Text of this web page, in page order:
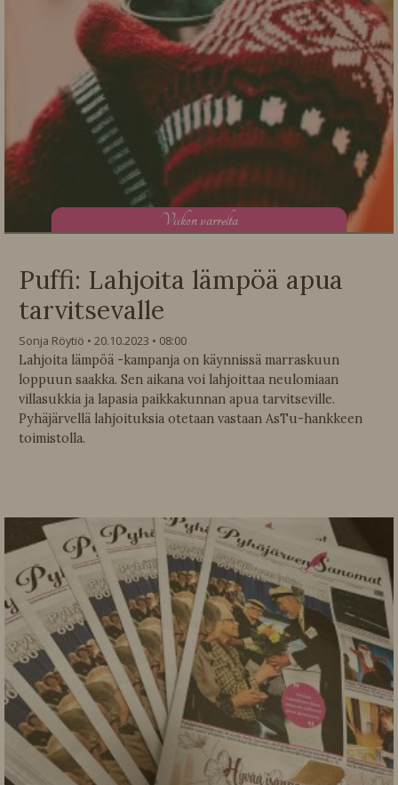
Viikon varrelta
Puffi: Lahjoita lämpöä apua
tarvitsevalle
Sonja Röytiö 20.10.2023
08:00
Lahjoita lämpöä -kampanja on käynnissä marraskuun
loppuun saakka. Sen aikana voi lahjoittaa neulomiaan
villasukkia ja lapasia paikkakunnan apua tarvitseville.
Pyhäjärvellä lahjoituksia otetaan vastaan AsTu-hankkeen
toimistolla.